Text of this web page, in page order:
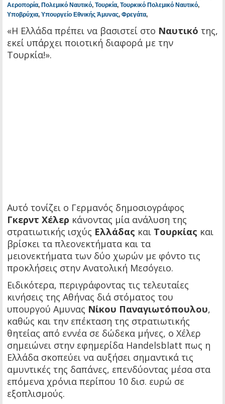
Αεροπορία, Πολεμικό Ναυτικό, Τουρκία, Τουρκικό Πολεμικό Ναυτικό,
Υποβρύχια, Υπουργείο Εθνικής Άμυνας, Φρεγάτα,
«Η Ελλάδα πρέπει να βασιστεί στο Ναυτικό της,
εκεί υπάρχει ποιοτική διαφορά με την
Τουρκία!».
Αυτό τονίζει ο Γερμανός δημοσιογράφος
Γκερντ Χέλερ κάνοντας μία ανάλυση της
στρατιωτικής ισχύς Ελλάδας και Τουρκίας και
βρίσκει τα πλεονεκτήματα και τα
μειονεκτήματα των δύο χωρών με φόντο τις
προκλήσεις στην Ανατολική Μεσόγειο.
Ειδικότερα, περιγράφοντας τις τελευταίες
κινήσεις της Αθήνας διά στόματος του
υπουργού Αμυνας Νίκου Παναγιωτόπουλου,
καθώς και την επέκταση της στρατιωτικής
θητείας από εννέα σε δώδεκα μήνες, ο Χέλερ
σημειώνει στην εφημερίδα Handelsblatt πως η
Ελλάδα σκοπεύει να αυξήσει σημαντικά τις
αμυντικές της δαπάνες, επενδύοντας μέσα στα
επόμενα χρόνια περίπου 10 δισ. ευρώ σε
εξοπλισμούς.